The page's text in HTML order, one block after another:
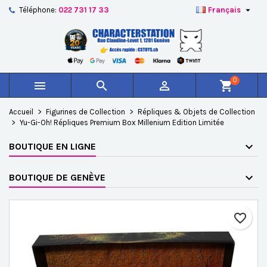
Téléphone: 022 731 17 33 Français 
   shopping_cart0
Accueil Figurines de Collection
Répliques & Objets de Collection
Yu-Gi-Oh! Répliques Premium Box Millenium Edition Limitée
BOUTIQUE EN LIGNE
BOUTIQUE DE GENÈVE
favorite_border
Créer une nouvelle liste
Nom de la liste d'envies
Annuler Créer une liste d'envies
Vous devez être connecté pour ajouter des produits à
votre liste d'envies.